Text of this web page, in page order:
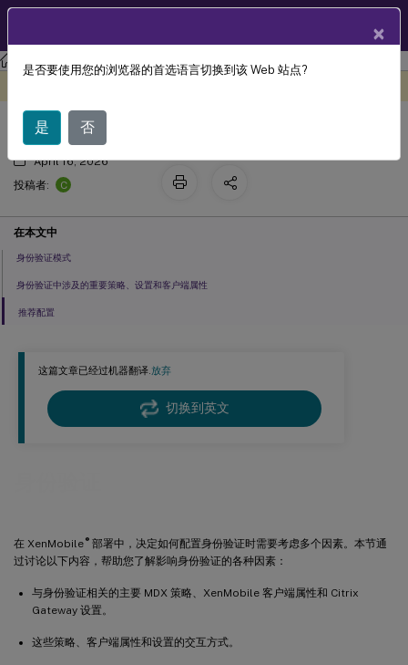
XenMobile Server 当前版本 XenMobile Server
这篇文章已经过机器翻译.放弃
切换到英文
在 XenMobile ®部署中，决定如何配置身份验证时需要考虑多个因素。本节通
过讨论以下内容，帮助您了解影响身份验证的各种因素：
与身份验证相关的主要 MDX 策略、XenMobile 客户端属性和 Citrix
Gateway 设置。
这些策略、客户端属性和设置的交互方式。
身份验证
April 16, 2026
投稿者:
C
在本文中
身份验证模式
身份验证中涉及的重要策略、设置和客户端属性
推荐配置
×
是否要使用您的浏览器的首选语言切换到该 Web 站点?
是 否